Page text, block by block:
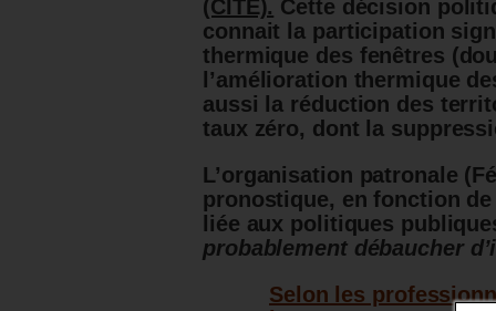
(CITE). Cette décision
connait la participation
thermique des fenêtres
l’amélioration thermique
aussi la réduction des
taux zéro, dont la
L’organisation patronale
pronostique, en fonction
liée aux politiques
probablement débaucher
Selon les